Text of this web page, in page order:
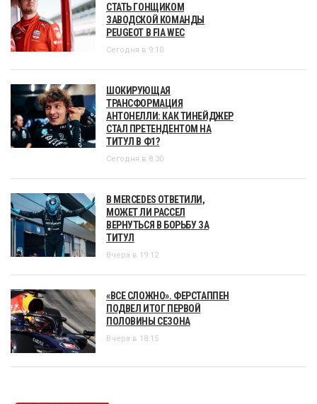
СТАТЬ ГОНЩИКОМ
ЗАВОДСКОЙ КОМАНДЫ
PEUGEOT В FIA WEC
Сегодня в 9:10
ШОКИРУЮЩАЯ
ТРАНСФОРМАЦИЯ
АНТОНЕЛЛИ: КАК ТИНЕЙДЖЕР
СТАЛ ПРЕТЕНДЕНТОМ НА
ТИТУЛ В Ф1?
Сегодня в 8:30
В MERCEDES ОТВЕТИЛИ,
МОЖЕТ ЛИ РАССЕЛ
ВЕРНУТЬСЯ В БОРЬБУ ЗА
ТИТУЛ
Вчера в 19:12
«ВСЕ СЛОЖНО». ФЕРСТАППЕН
ПОДВЕЛ ИТОГ ПЕРВОЙ
ПОЛОВИНЫ СЕЗОНА
Вчера в 18:15